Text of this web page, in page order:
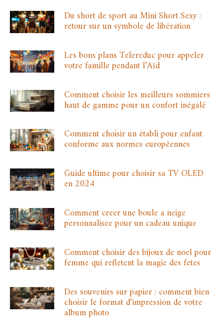
Du short de sport au Mini Short Sexy :
retour sur un symbole de libération
Les bons plans Telereduc pour appeler
votre famille pendant l’Aïd
Comment choisir les meilleurs sommiers
haut de gamme pour un confort inégalé
Comment choisir un établi pour enfant
conforme aux normes européennes
Guide ultime pour choisir sa TV OLED
en 2024
Comment creer une boule a neige
personnalisee pour un cadeau unique
Comment choisir des bijoux de noel pour
femme qui refletent la magie des fetes
Des souvenirs sur papier : comment bien
choisir le format d’impression de votre
album photo